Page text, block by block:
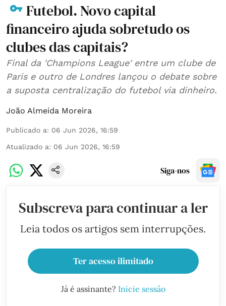
Futebol. Novo capital
financeiro ajuda sobretudo os
clubes das capitais?
Final da 'Champions League' entre um clube de
Paris e outro de Londres lançou o debate sobre
a suposta centralização do futebol via dinheiro.
João Almeida Moreira
Publicado a: 06 Jun 2026, 16:59
Atualizado a: 06 Jun 2026, 16:59
Siga-nos
Subscreva para continuar a ler
Leia todos os artigos sem interrupções.
Ter acesso ilimitado
Já é assinante? Inicie sessão